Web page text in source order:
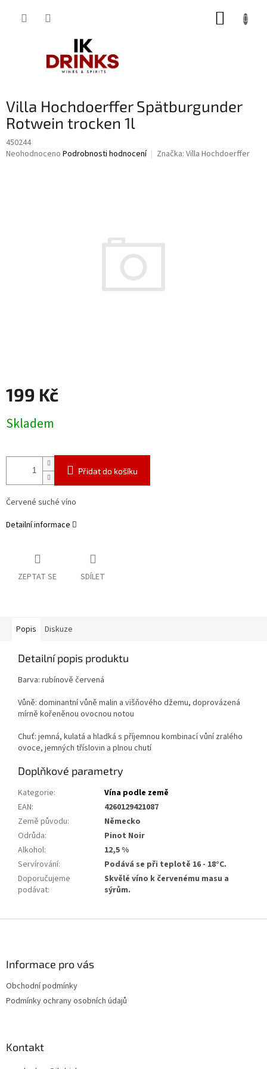
Villa Hochdoerffer Spätburgunder
Rotwein trocken 1l
450244
Průměrné
Neohodnoceno Podrobnosti hodnocení Značka: Villa Hochdoerffer
199 Kč
cena:
Skladem
Přidat do košíku
Červené suché víno
Detailní informace
ZEPTAT SE SDÍLET
Popis Diskuze
Detailní popis produktu
Barva: rubínově červená
Vůně: dominantní vůně malin a višňového džemu, doprovázená
mírně kořeněnou ovocnou notou
Chuť: jemná, kulatá a hladká s příjemnou kombinací vůní zralého
ovoce, jemných tříslovin a plnou chutí
Doplňkové parametry
Kategorie:
Vína podle země
EAN:
4260129421087
Země původu:
Německo
Odrůda:
Pinot Noir
Alkohol:
12,5 %
Servírování:
Podává se při teplotě 16 - 18°C.
Doporučujeme
podávat:
Skvělé víno k červenému masu a
sýrům.
Informace pro vás
Obchodní podmínky
Podmínky ochrany osobních údajů
Kontakt